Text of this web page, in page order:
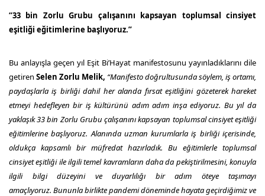
“33 bin Zorlu Grubu çalışanını kapsayan toplumsal cinsiyet
eşitliği eğitimlerine başlıyoruz.”
Bu anlayışla geçen yıl Eşit Bi’Hayat manifestosunu yayınladıklarını dile
getiren Selen Zorlu Melik, “Manifesto doğrultusunda söylem, iş ortamı,
paydaşlarla iş birliği dahil her alanda fırsat eşitliğini gözeterek hareket
etmeyi hedefleyen bir iş kültürünü adım adım inşa ediyoruz. Bu yıl da
yaklaşık 33 bin Zorlu Grubu çalışanını kapsayan toplumsal cinsiyet eşitliği
eğitimlerine başlıyoruz. Alanında uzman kurumlarla iş birliği içerisinde,
oldukça kapsamlı bir müfredat hazırladık. Bu eğitimlerle toplumsal
cinsiyet eşitliği ile ilgili temel kavramların daha da pekiştirilmesini, konuyla
ilgili bilgi düzeyini ve duyarlılığı bir adım öteye taşımayı
amaçlıyoruz. Bununla birlikte pandemi döneminde hayata geçirdiğimiz ve